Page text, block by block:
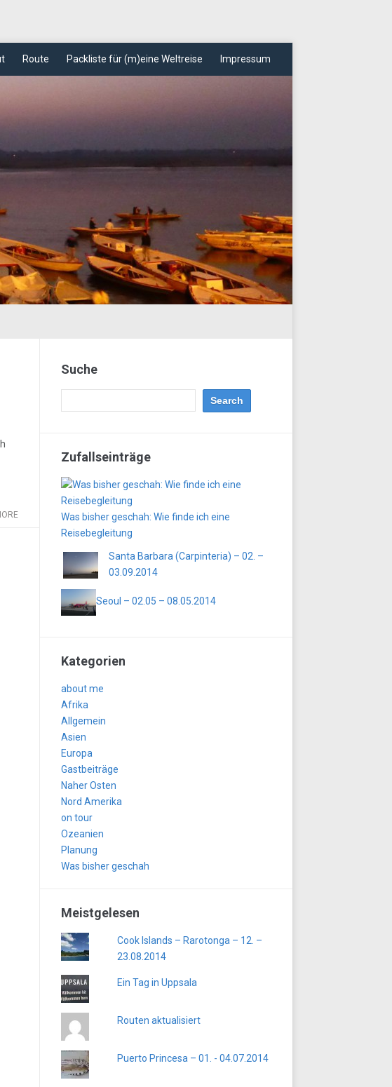
Route Packliste für (m)eine Weltreise Impressum
Suche
Zufallseinträge
Was bisher geschah: Wie finde ich eine
Reisebegleitung
Santa Barbara (Carpinteria) – 02. –
03.09.2014
Seoul – 02.05 – 08.05.2014
Kategorien
about me
Afrika
Allgemein
Asien
Europa
Gastbeiträge
Naher Osten
Nord Amerika
on tour
Ozeanien
Planung
Was bisher geschah
Meistgelesen
Cook Islands – Rarotonga – 12. –
23.08.2014
Ein Tag in Uppsala
Routen aktualisiert
Puerto Princesa – 01. - 04.07.2014